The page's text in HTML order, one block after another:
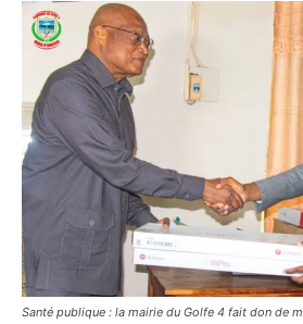
Santé publique : la mairie du Golfe 4 fait don de